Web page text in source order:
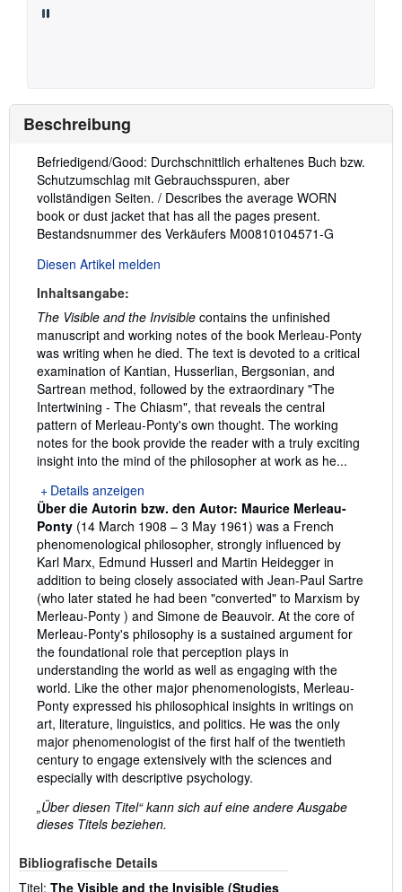
Beschreibung
Beschreibung:
Befriedigend/Good: Durchschnittlich erhaltenes Buch bzw.
Schutzumschlag mit Gebrauchsspuren, aber
vollständigen Seiten. / Describes the average WORN
book or dust jacket that has all the pages present.
Bestandsnummer des Verkäufers M00810104571-G
Diesen Artikel melden
Inhaltsangabe:
The Visible and the Invisible contains the unfinished
manuscript and working notes of the book Merleau-Ponty
was writing when he died. The text is devoted to a critical
examination of Kantian, Husserlian, Bergsonian, and
Sartrean method, followed by the extraordinary "The
Intertwining - The Chiasm", that reveals the central
pattern of Merleau-Ponty's own thought. The working
notes for the book provide the reader with a truly exciting
insight into the mind of the philosopher at work as he...
Details anzeigen
Über die Autorin bzw. den Autor: Maurice Merleau-
Ponty (14 March 1908 – 3 May 1961) was a French
phenomenological philosopher, strongly influenced by
Karl Marx, Edmund Husserl and Martin Heidegger in
addition to being closely associated with Jean-Paul Sartre
(who later stated he had been "converted" to Marxism by
Merleau-Ponty ) and Simone de Beauvoir. At the core of
Merleau-Ponty's philosophy is a sustained argument for
the foundational role that perception plays in
understanding the world as well as engaging with the
world. Like the other major phenomenologists, Merleau-
Ponty expressed his philosophical insights in writings on
art, literature, linguistics, and politics. He was the only
major phenomenologist of the first half of the twentieth
century to engage extensively with the sciences and
especially with descriptive psychology.
„Über diesen Titel“ kann sich auf eine andere Ausgabe
dieses Titels beziehen.
Bibliografische Details
Titel: The Visible and the Invisible (Studies